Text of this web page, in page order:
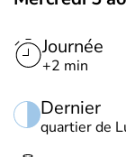
Journée
+2 min
Dernier
quartier de